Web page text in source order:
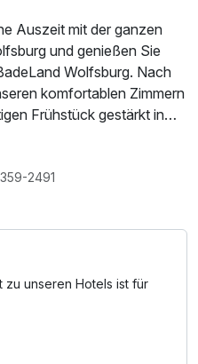
Auszeit mit der ganzen
und genießen Sie
Wolfsburg. Nach
komfortablen Zimmern
Frühstück gestärkt in
Sie im BadeLand
und Klein: Wellenbecken,
und Erholung zugleich.
des BadeLandes an
W-LAN Nutzung /
2491
zu unseren Hotels ist für